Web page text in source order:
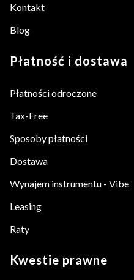
Kontakt
Blog
Płatność i dostawa
Płatności odroczone
Tax-Free
Sposoby płatności
Dostawa
Wynajem instrumentu - Vibe
Leasing
Raty
Kwestie prawne